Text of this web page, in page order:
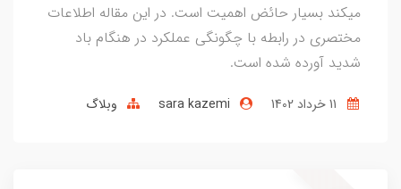
میکند بسیار حائض اهمیت است. در این مقاله اطلاعات
مختصری در رابطه با چگونگی عملکرد در هنگام باد
شدید آورده شده است.
sara kazemi وبلاگ